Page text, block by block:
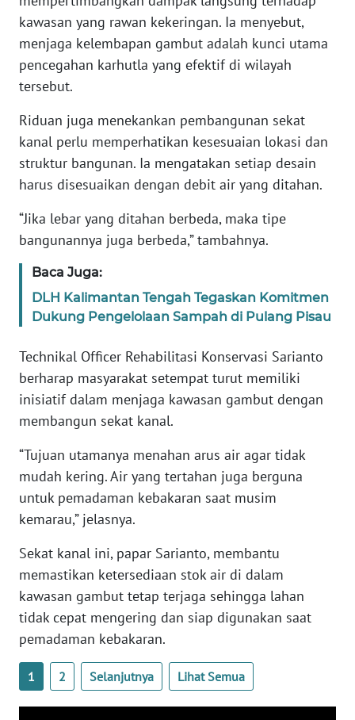
kawasan yang rawan kekeringan. Ia menyebut,
menjaga kelembapan gambut adalah kunci utama
pencegahan karhutla yang efektif di wilayah
tersebut.
Riduan juga menekankan pembangunan sekat
kanal perlu memperhatikan kesesuaian lokasi dan
struktur bangunan. Ia mengatakan setiap desain
harus disesuaikan dengan debit air yang ditahan.
“Jika lebar yang ditahan berbeda, maka tipe
bangunannya juga berbeda,” tambahnya.
Baca Juga:
DLH Kalimantan Tengah Tegaskan Komitmen
Dukung Pengelolaan Sampah di Pulang Pisau
Technikal Officer Rehabilitasi Konservasi Sarianto
berharap masyarakat setempat turut memiliki
inisiatif dalam menjaga kawasan gambut dengan
membangun sekat kanal.
“Tujuan utamanya menahan arus air agar tidak
mudah kering. Air yang tertahan juga berguna
untuk pemadaman kebakaran saat musim
kemarau,” jelasnya.
Sekat kanal ini, papar Sarianto, membantu
memastikan ketersediaan stok air di dalam
kawasan gambut tetap terjaga sehingga lahan
tidak cepat mengering dan siap digunakan saat
pemadaman kebakaran.
1 2 Selanjutnya Lihat Semua
WN
BANTEN
WN
NTT
KEPRI
WN
WN
BARAT
RIAU
WN
SERAMBI
WN
JAMBI
WN
WN
NTB
WN